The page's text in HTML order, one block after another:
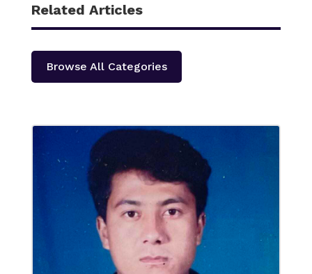
Related Articles
Browse All Categories